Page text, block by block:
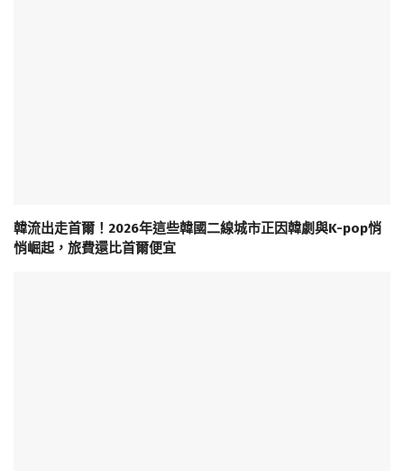
韓流出走首爾！2026年這些韓國二線城市正因韓劇與K-pop悄
悄崛起，旅費還比首爾便宜